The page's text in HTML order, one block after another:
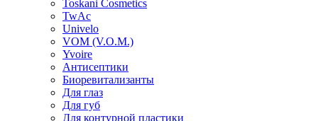
Toskani Cosmetics
TwAc
Univelo
VOM (V.O.M.)
Yvoire
Антисептики
Биоревитализанты
Для глаз
Для губ
Для контурной пластики